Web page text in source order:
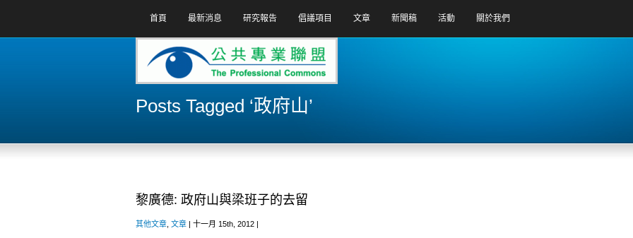
首頁 最新消息 研究報告 倡議項目 文章 新聞稿 活動 關於我們
Posts Tagged ‘政府山’
黎廣德: 政府山與梁班子的去留
其他文章 文章 | 十一月 15th, 2012 |